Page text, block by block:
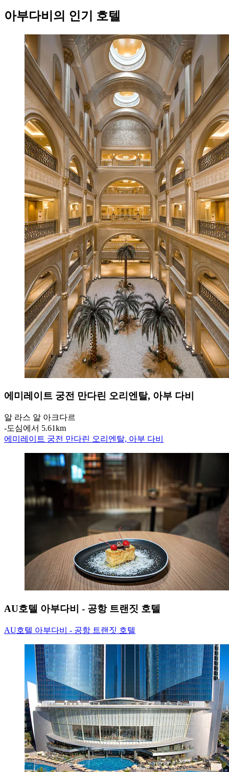
아부다비의 인기 호텔
에미레이트 궁전 만다린 오리엔탈, 아부 다비
알 라스 알 아크다르
‐도심에서 5.61km
에미레이트 궁전 만다린 오리엔탈, 아부 다비
AU호텔 아부다비 - 공항 트랜짓 호텔
AU호텔 아부다비 - 공항 트랜짓 호텔